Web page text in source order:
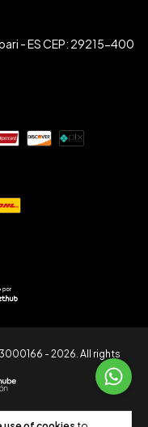
- ES CEP: 29215-400
- 2026. All rights